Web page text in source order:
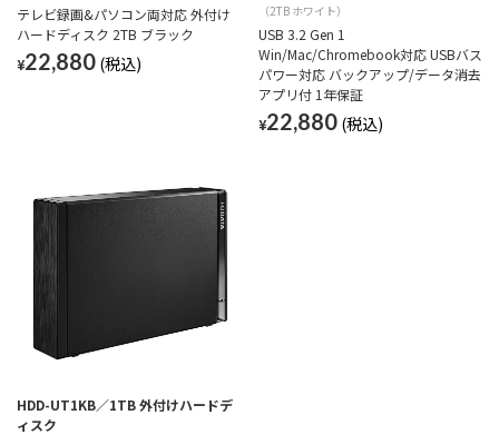
テレビ録画&パソコン両対応 外付け
ハードディスク 2TB ブラック
¥22,880
（2TB ホワイト）
USB 3.2 Gen 1
Win/Mac/Chromebook対応 USBバス
パワー対応 バックアップ/データ消去
アプリ付 1年保証
¥22,880
HDD-UT1KB／1TB 外付けハードデ
ィスク